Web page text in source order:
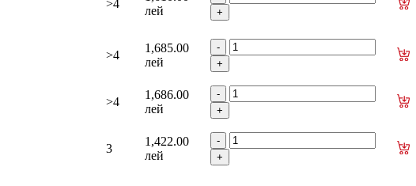
>4
лей
>4
1,685.00
лей
>4
1,686.00
лей
3
1,422.00
лей